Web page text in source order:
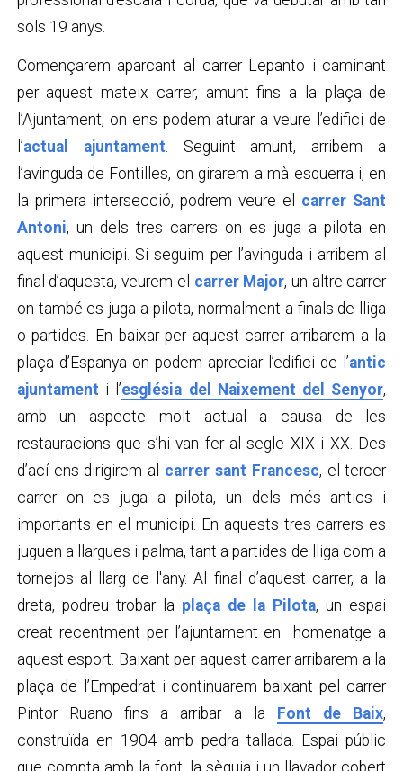
sols 19 anys.
Començarem aparcant al carrer Lepanto i caminant
per aquest mateix carrer, amunt fins a la plaça de
l’Ajuntament, on ens podem aturar a veure l’edifici de
l’actual ajuntament. Seguint amunt, arribem a
l’avinguda de Fontilles, on girarem a mà esquerra i, en
la primera intersecció, podrem veure el
carrer Sant
Antoni, un dels tres carrers on es juga a pilota en
aquest municipi. Si seguim per l’avinguda i arribem al
final d’aquesta, veurem el carrer Major, un altre carrer
on també es juga a pilota, normalment a finals de lliga
o partides. En baixar per aquest carrer arribarem a la
plaça d’Espanya on podem apreciar l’edifici de l’antic
ajuntament i l’església del Naixement del Senyor,
amb un aspecte molt actual a causa de les
restauracions que s’hi van fer al segle XIX i XX. Des
d’ací ens dirigirem al carrer sant Francesc, el tercer
carrer on es juga a pilota, un dels més antics i
importants en el municipi. En aquests tres carrers es
juguen a llargues i palma, tant a partides de lliga com a
tornejos al llarg de l'any. Al final d’aquest carrer, a la
dreta, podreu trobar la plaça de la Pilota, un espai
creat recentment per l’ajuntament en homenatge a
aquest esport. Baixant per aquest carrer arribarem a la
plaça de l’Empedrat i continuarem baixant pel carrer
Pintor Ruano fins a arribar a la
Font de Baix,
construïda en 1904 amb pedra tallada. Espai públic